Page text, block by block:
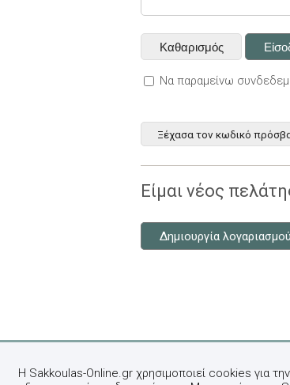
Να παραμείνω
Ξέχασα τον κωδικό
Είμαι νέος
Δημιουργία
Η Sakkoulas-Online.gr χρησιμοποιεί cookies για